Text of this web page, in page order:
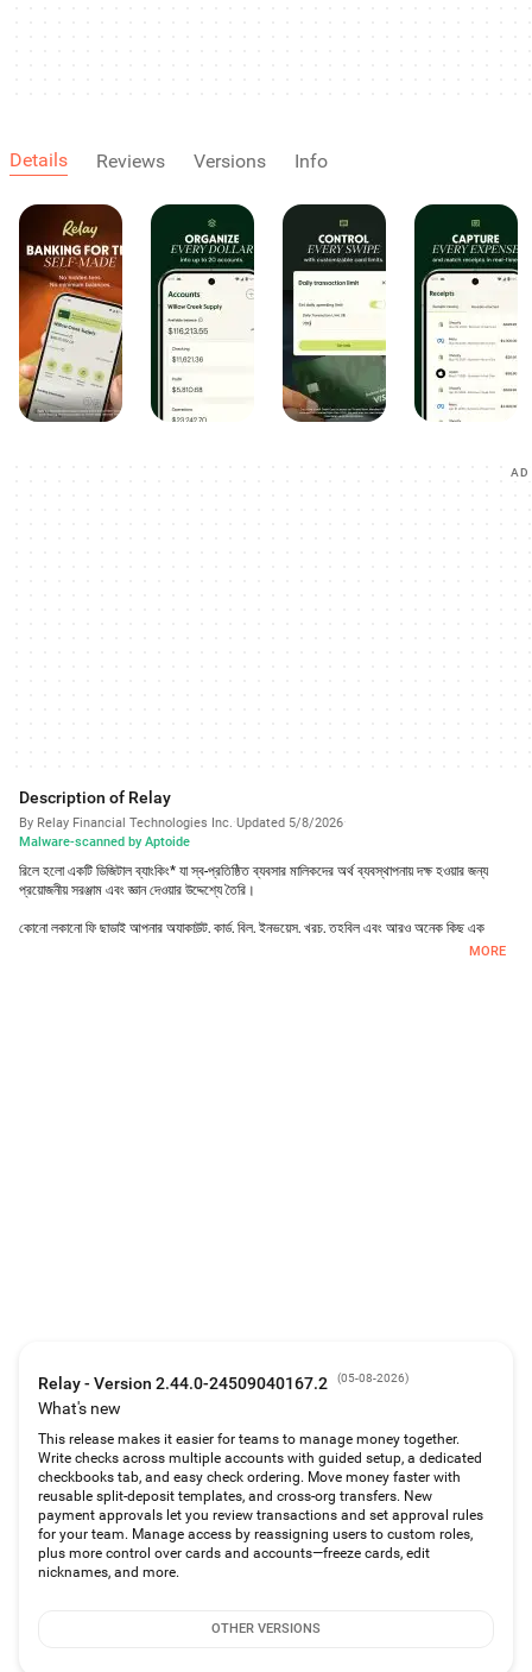
Details Reviews Versions Info
AD
Description of Relay
By Relay Financial Technologies Inc.·Updated 5/8/2026·
Malware-scanned by Aptoide
রিলে হলো একটি ডিজিটাল ব্যাংকিং* যা স্ব-প্রতিষ্ঠিত ব্যবসার মালিকদের অর্থ ব্যবস্থাপনায় দক্ষ হওয়ার জন্য
প্রয়োজনীয় সরঞ্জাম এবং জ্ঞান দেওয়ার উদ্দেশ্যে তৈরি।
কোনো লুকানো ফি ছাড়াই আপনার অ্যাকাউন্ট, কার্ড, বিল, ইনভয়েস, খরচ, তহবিল এবং আরও অনেক কিছু এক
MORE
Relay - Version 2.44.0-24509040167.2 (05-08-2026)
What's new
This release makes it easier for teams to manage money together.
Write checks across multiple accounts with guided setup, a dedicated
checkbooks tab, and easy check ordering. Move money faster with
reusable split-deposit templates, and cross-org transfers. New
payment approvals let you review transactions and set approval rules
for your team. Manage access by reassigning users to custom roles,
plus more control over cards and accounts—freeze cards, edit
nicknames, and more.
OTHER VERSIONS